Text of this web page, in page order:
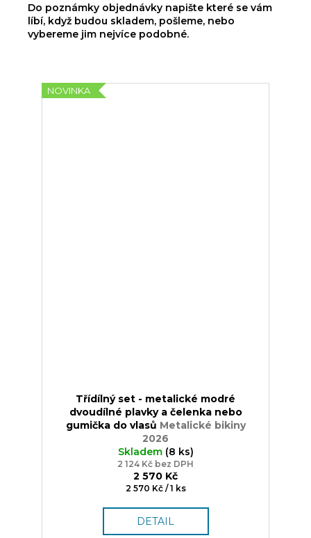
Do poznámky objednávky napište které se vám
líbí, když budou skladem, pošleme, nebo
vybereme jim nejvíce podobné.
NOVINKA
Třídílný set - metalické modré
dvoudílné plavky a čelenka nebo
gumička do vlasů Metalické bikiny
2026
Skladem (8 ks)
2 124 Kč bez DPH
2 570 Kč
Měrná
2 570 Kč / 1 ks
DETAIL